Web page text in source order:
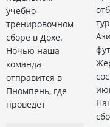
учебно-
тренировочном
сборе в Дохе.
Ночью наша
команда
отправится в
Пномпень, где
проведет